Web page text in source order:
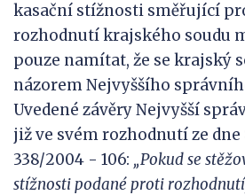
kasační stížnosti směřující
rozhodnutí krajského soudu
pouze namítat, že se krajský
názorem Nejvyššího
Uvedené závěry Nejvyšší
již ve svém rozhodnutí ze dne
338/2004 - 106: „Pokud se
stížnosti podané proti